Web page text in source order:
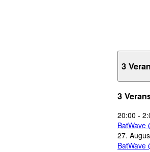
3
3
20:00 -
BatWave
27.
BatWave